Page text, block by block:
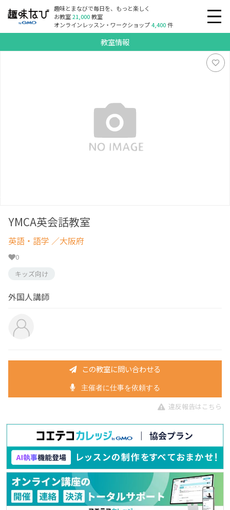
趣味とまなびで毎日を、もっと楽しく
お教室21,000教室
オンラインレッスン・ワークショップ4,400件
教室情報
YMCA英会話教室
英語・語学 ／大阪府
0
キッズ向け
外国人講師
この教室に問い合わせる
主催者に仕事を依頼する
違反報告はこちら